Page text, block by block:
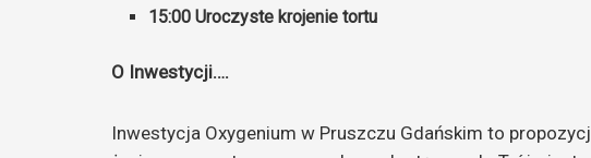
15:00 Uroczyste krojenie tortu
O Inwestycji….
Inwestycja Oxygenium w Pruszczu Gdańskim to